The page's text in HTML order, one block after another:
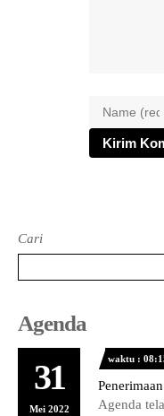
Cari
Agenda
31
Mei 2022
waktu :
Agenda